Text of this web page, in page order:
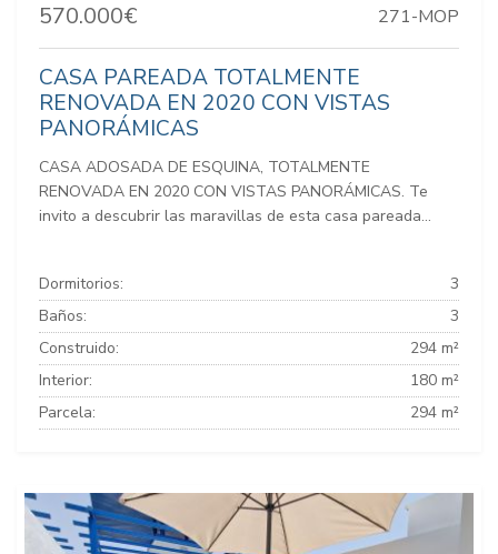
570.000€ 271-MOP
CASA PAREADA TOTALMENTE
RENOVADA EN 2020 CON VISTAS
PANORÁMICAS
CASA ADOSADA DE ESQUINA, TOTALMENTE
RENOVADA EN 2020 CON VISTAS PANORÁMICAS. Te
invito a descubrir las maravillas de esta casa pareada...
Dormitorios:
3
Baños:
3
Construido:
294 m²
Interior:
180 m²
Parcela:
294 m²